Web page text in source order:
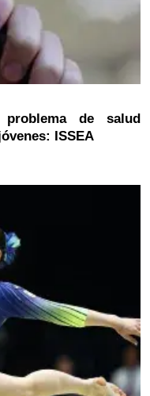
problema de salud
ISSEA